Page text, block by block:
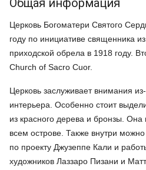
Общая информация
Церковь Богоматери Святого
году по инициативе священника
приходской обрела в 1918 году.
Church of Sacro Cuor.
Церковь заслуживает внимания
интерьера. Особенно стоит
из красного дерева и бронзы. Она
всем острове. Также внутри
по проекту Джузеппе Кали и
художников Лаззаро Пизани и